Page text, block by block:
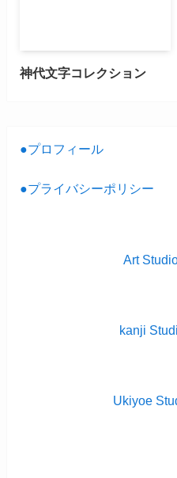
神代文字コレクション
●プロフィール
●プライバシーポリシー
Art
kanji
Ukiyoe